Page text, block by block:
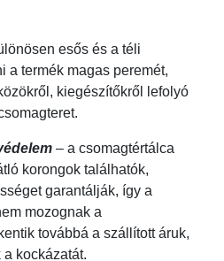
esős és a téli
a termék magas peremét,
kiegészítőkről lefolyó
– a csomagtértálca
korongok találhatók,
garantálják, így a
mozognak a
továbbá a szállított áruk,
kockázatát.